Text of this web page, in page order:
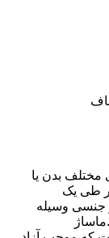
مختلف بدن یا
طی یک
جنسی وسیله